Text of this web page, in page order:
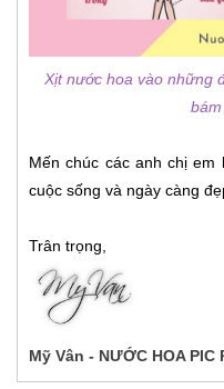
Xịt nước hoa vào những
bám
Mến chúc các anh chị em
cuộc sống và ngày càng
Trân trọng,
Mỹ Vân - NƯỚC HOA PIC